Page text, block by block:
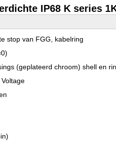
IP68 K series
stop van FGG, kabelring
(geplateerd chroom) shell en